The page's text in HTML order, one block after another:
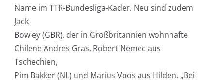
Name im TTR-Bundesliga-Kader. Neu sind zudem
Jack
Bowley (GBR), der in Großbritannien wohnhafte
Chilene Andres Gras, Robert Nemec aus
Tschechien,
Pim Bakker (NL) und Marius Voos aus Hilden. „Bei